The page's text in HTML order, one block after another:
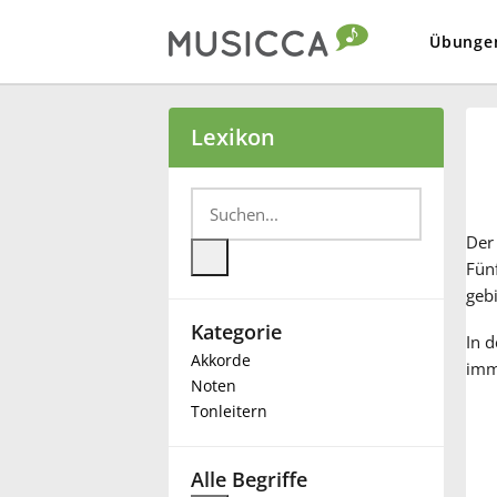
Български
Deutsch
Español
Lexikon
Kategorie
Akkorde
Noten
Tonleitern
Alle Begriffe
Der
In